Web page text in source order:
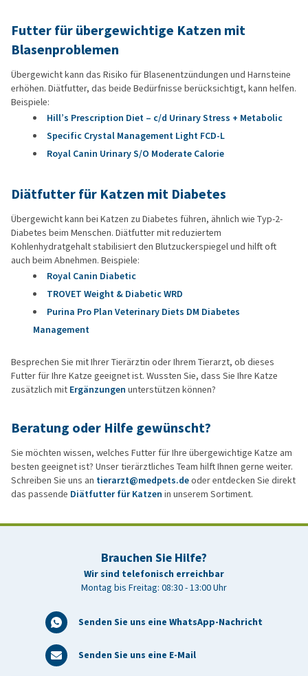
Futter für übergewichtige Katzen mit
Blasenproblemen
Übergewicht kann das Risiko für Blasenentzündungen und Harnsteine
erhöhen. Diätfutter, das beide Bedürfnisse berücksichtigt, kann helfen.
Beispiele:
Hill’s Prescription Diet – c/d Urinary Stress + Metabolic
Specific Crystal Management Light FCD‑L
Royal Canin Urinary S/O Moderate Calorie
Diätfutter für Katzen mit Diabetes
Übergewicht kann bei Katzen zu Diabetes führen, ähnlich wie Typ-2-
Diabetes beim Menschen. Diätfutter mit reduziertem
Kohlenhydratgehalt stabilisiert den Blutzuckerspiegel und hilft oft
auch beim Abnehmen. Beispiele:
Royal Canin Diabetic
TROVET Weight & Diabetic WRD
Purina Pro Plan Veterinary Diets DM Diabetes
Management
Besprechen Sie mit Ihrer Tierärztin oder Ihrem Tierarzt, ob dieses
Futter für Ihre Katze geeignet ist. Wussten Sie, dass Sie Ihre Katze
zusätzlich mit Ergänzungen unterstützen können?
Beratung oder Hilfe gewünscht?
Sie möchten wissen, welches Futter für Ihre übergewichtige Katze am
besten geeignet ist? Unser tierärztliches Team hilft Ihnen gerne weiter.
Schreiben Sie uns an tierarzt@medpets.deoder entdecken Sie direkt
das passende Diätfutter für Katzen in unserem Sortiment.
Brauchen Sie Hilfe?
Wir sind telefonisch erreichbar
Montag bis Freitag: 08:30 - 13:00 Uhr
Senden Sie uns eine WhatsApp-Nachricht
Senden Sie uns eine E-Mail